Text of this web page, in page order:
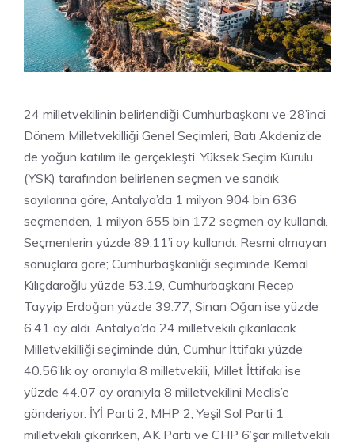
24 milletvekilinin belirlendiği Cumhurbaşkanı ve 28’inci
Dönem Milletvekilliği Genel Seçimleri, Batı Akdeniz’de
de yoğun katılım ile gerçekleşti. Yüksek Seçim Kurulu
(YSK) tarafından belirlenen seçmen ve sandık
sayılarına göre, Antalya’da 1 milyon 904 bin 636
seçmenden, 1 milyon 655 bin 172 seçmen oy kullandı.
Seçmenlerin yüzde 89.11’i oy kullandı. Resmi olmayan
sonuçlara göre; Cumhurbaşkanlığı seçiminde Kemal
Kılıçdaroğlu yüzde 53.19, Cumhurbaşkanı Recep
Tayyip Erdoğan yüzde 39.77, Sinan Oğan ise yüzde
6.41 oy aldı. Antalya’da 24 milletvekili çıkarılacak.
Milletvekilliği seçiminde dün, Cumhur İttifakı yüzde
40.56’lık oy oranıyla 8 milletvekili, Millet İttifakı ise
yüzde 44.07 oy oranıyla 8 milletvekilini Meclis’e
gönderiyor. İYİ Parti 2, MHP 2, Yeşil Sol Parti 1
milletvekili çıkarırken, AK Parti ve CHP 6’şar milletvekili